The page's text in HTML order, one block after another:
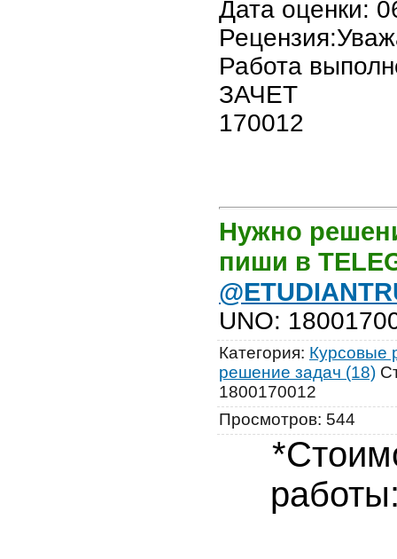
Дата оценки:
Работа
ЗАЧЕТ
170012
Нужно
пиши в
UNO:
Категория: Курсовые
решение задач (18)
1800170012
Просмотров: 544